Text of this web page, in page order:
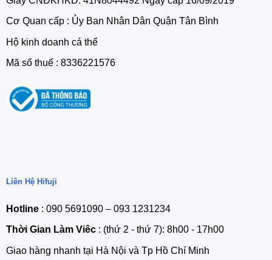
Cơ Quan cấp : Ủy Ban Nhân Dân Quận Tân Bình
Hộ kinh doanh cá thể
Mã số thuế : 8336221576
Liên Hệ Hifuji
Hotline: 090 5691090 – 093 1231234
Thời Gian Làm Viêc: (thứ 2 - thứ 7): 8h00 - 17h00
Giao hàng nhanh tại Hà Nội và Tp Hồ Chí Minh